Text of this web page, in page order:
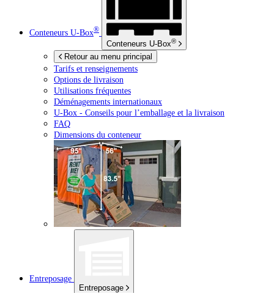
Conteneurs U-Box®
Conteneurs U-Box®
Retour au menu principal
Tarifs et renseignements
Options de livraison
Utilisations fréquentes
Déménagements internationaux
U-Box - Conseils pour l’emballage et la livraison
FAQ
Dimensions du conteneur
Entreposage
Entreposage